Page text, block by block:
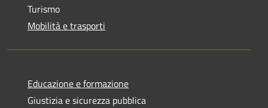
Turismo
Mobilità e trasporti
Educazione e formazione
Giustizia e sicurezza pubblica